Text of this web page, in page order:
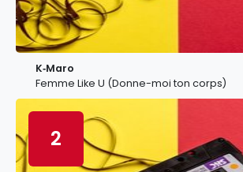
K‐Maro
Femme Like U (Donne-moi ton corps)
2